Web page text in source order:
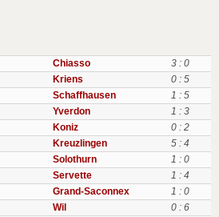
Chiasso
3 : 0
Kriens
0 : 5
Schaffhausen
1 : 5
Yverdon
1 : 3
Koniz
0 : 2
Kreuzlingen
5 : 4
Solothurn
1 : 0
Servette
1 : 4
Grand-Saconnex
1 : 0
Wil
0 : 6